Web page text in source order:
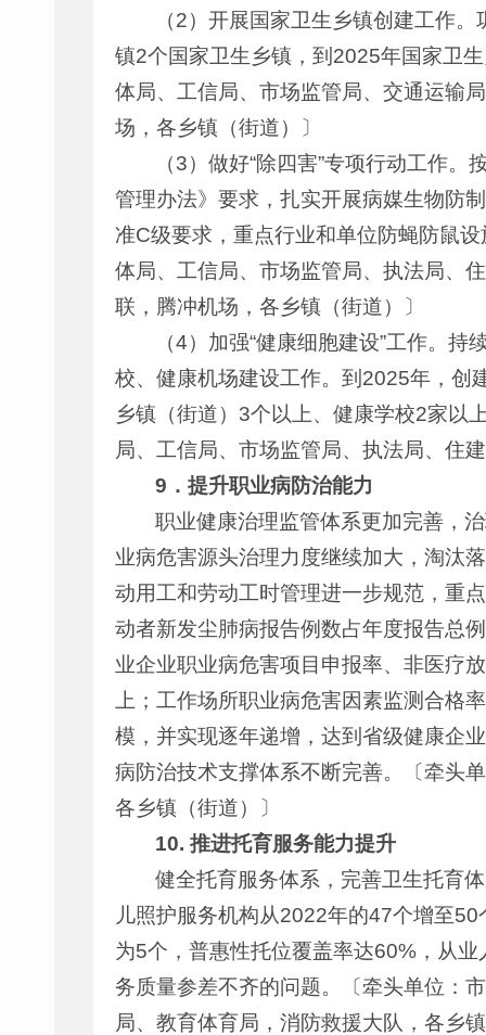
（2）开展国家卫生乡镇创建工作
镇2个国家卫生乡镇，到2025年国家卫
体局、工信局、市场监管局、交通运输
场，各乡镇（街道）〕
（3）做好“除四害”专项行动工作
管理办法》要求，扎实开展病媒生物防
准C级要求，重点行业和单位防蝇防鼠
体局、工信局、市场监管局、执法局、
联，腾冲机场，各乡镇（街道）〕
（4）加强“健康细胞建设”工作。
校、健康机场建设工作。到2025年，创
乡镇（街道）3个以上、健康学校2家以
局、工信局、市场监管局、执法局、住
9 ．提升职业病防治能力
职业健康治理监管体系更加完善，
业病危害源头治理力度继续加大，淘汰
动用工和劳动工时管理进一步规范，重
动者新发尘肺病报告例数占年度报告总
业企业职业病危害项目申报率、非医疗
上；工作场所职业病危害因素监测合格
模，并实现逐年递增，达到省级健康企
病防治技术支撑体系不断完善。〔牵头
各乡镇（街道）〕
10.推进托育服务能力提升
健全托育服务体系，完善卫生托育
儿照护服务机构从2022年的47个增至
为5个，普惠性托位覆盖率达60%，从
务质量参差不齐的问题。〔牵头单位：
局、教育体育局，消防救援大队，各乡